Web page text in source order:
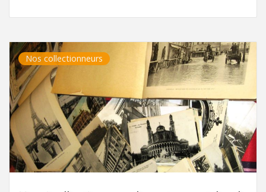
Nos collectionneurs